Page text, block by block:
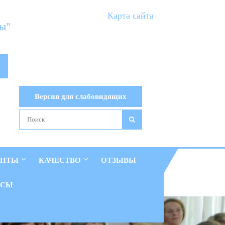
Карта сайта
Версия для слабовидящих
КАЧЕСТВО ОТЗЫВЫ